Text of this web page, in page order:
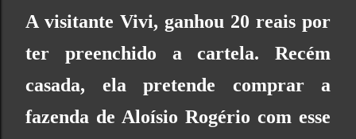
A visitante Vivi, ganhou 20 reais por
ter preenchido a cartela. Recém
casada, ela pretende comprar a
fazenda de Aloísio Rogério com esse